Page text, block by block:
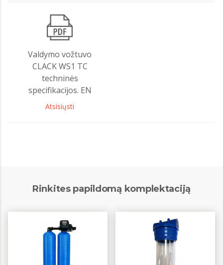
Valdymo vožtuvo
CLACK WS1 TC
techninės
specifikacijos. EN
Atsisiųsti
Rinkites papildomą komplektaciją